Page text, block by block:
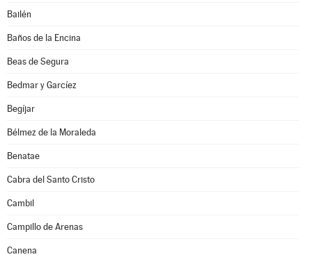
Bailén
Baños de la Encina
Beas de Segura
Bedmar y Garcíez
Begíjar
Bélmez de la Moraleda
Benatae
Cabra del Santo Cristo
Cambil
Campillo de Arenas
Canena